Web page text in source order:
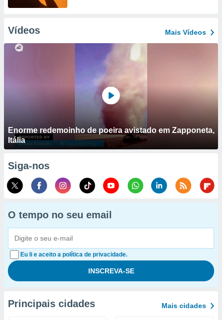
Vídeos Mais Vídeos
Enorme redemoinho de poeira avistado em Zapponeta,
Itália
Siga-nos
O tempo no seu email
Eu li e aceito a política de privacidade.
Principais cidades Mais cidades